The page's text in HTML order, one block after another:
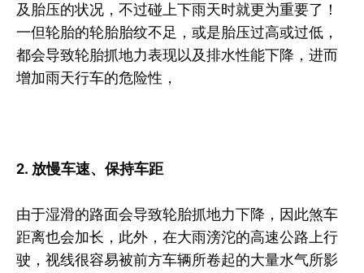
及胎压的状况，不过碰上下雨天时就更为重要了！
一但轮胎的轮胎胎纹不足，或是胎压过高或过低，
都会导致轮胎抓地力表现以及排水性能下降，进而
增加雨天行车的危险性，
2. 放慢车速、保持车距
由于湿滑的路面会导致轮胎抓地力下降，因此煞车
距离也会加长，此外，在大雨滂沱的高速公路上行
驶，视线很容易被前方车辆所卷起的大量水气所影